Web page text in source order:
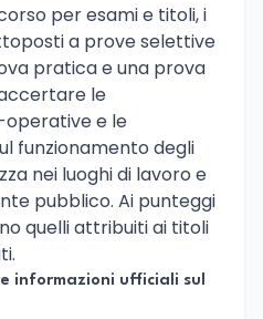
per esami e titoli, i
a prove selettive
pratica e una prova
le
e le
funzionamento degli
nei luoghi di lavoro e
pubblico. Ai punteggi
quelli attribuiti ai titoli
informazioni ufficiali sul